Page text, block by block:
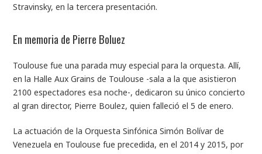
Stravinsky, en la tercera presentación.
En memoria de Pierre Boluez
Toulouse fue una parada muy especial para la orquesta. Allí,
en la Halle Aux Grains de Toulouse -sala a la que asistieron
2100 espectadores esa noche-, dedicaron su único concierto
al gran director, Pierre Boulez, quien falleció el 5 de enero.
La actuación de la Orquesta Sinfónica Simón Bolívar de
Venezuela en Toulouse fue precedida, en el 2014 y 2015, por